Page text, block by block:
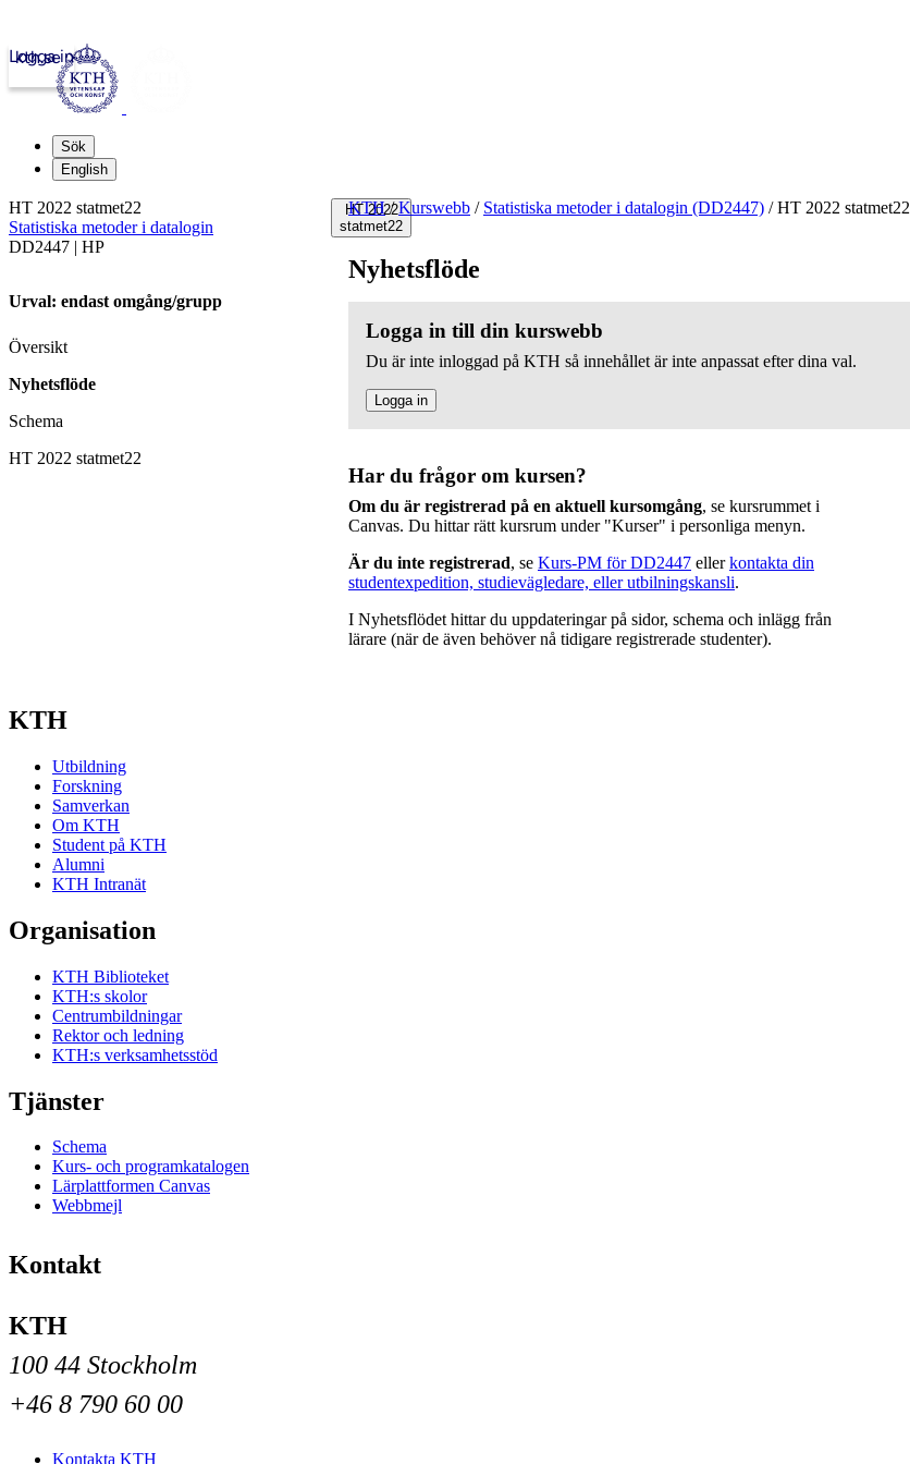
kth.se
Logga in
Sök
English
HT 2022
statmet22
KTH / Kurswebb / Statistiska metoder i datalogin (DD2447) /HT 2022 statmet22
Nyhetsflöde
Logga in till din kurswebb
Du är inte inloggad på KTH så innehållet är inte anpassat efter dina val.
Logga in
Har du frågor om kursen?
Om du är registrerad på en aktuell kursomgång, se kursrummet i
Canvas. Du hittar rätt kursrum under "Kurser" i personliga menyn.
Är du inte registrerad, se Kurs-PM för DD2447 ellerkontakta din
studentexpedition, studievägledare, eller utbilningskansli.
I Nyhetsflödet hittar du uppdateringar på sidor, schema och inlägg från
lärare (när de även behöver nå tidigare registrerade studenter).
HT 2022 statmet22
Statistiska metoder i datalogin
DD2447 | HP
Urval: endast omgång/grupp
Översikt
Nyhetsflöde
Schema
HT 2022 statmet22
KTH
Utbildning
Forskning
Samverkan
Om KTH
Student på KTH
Alumni
KTH Intranät
Organisation
KTH Biblioteket
KTH:s skolor
Centrumbildningar
Rektor och ledning
KTH:s verksamhetsstöd
Tjänster
Schema
Kurs- och programkatalogen
Lärplattformen Canvas
Webbmejl
Kontakt
KTH
100 44 Stockholm
+46 8 790 60 00
Kontakta KTH